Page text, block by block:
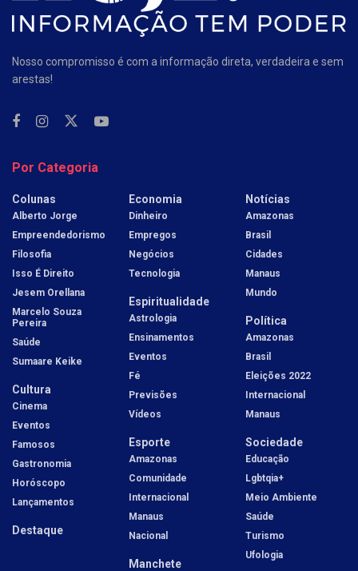
Nosso compromisso é com a informação direta, verdadeira e sem
arestas!
Por Categoria
Colunas
Alberto Jorge
Empreendedorismo
Filosofia
Isso É Direito
Jesem Orellana
Marcelo Souza
Pereira
Saúde
Sumaare Keike
Cultura
Cinema
Eventos
Famosos
Gastronomia
Horóscopo
Lançamentos
Destaque
Economia
Dinheiro
Empregos
Negócios
Tecnologia
Espiritualidade
Astrologia
Ensinamentos
Eventos
Fé
Previsões
Vídeos
Esporte
Amazonas
Comunidade
Internacional
Manaus
Nacional
Manchete
Notícias
Amazonas
Brasil
Cidades
Manaus
Mundo
Política
Amazonas
Brasil
Eleições 2022
Internacional
Manaus
Sociedade
Educação
Lgbtqia+
Meio Ambiente
Saúde
Turismo
Ufologia